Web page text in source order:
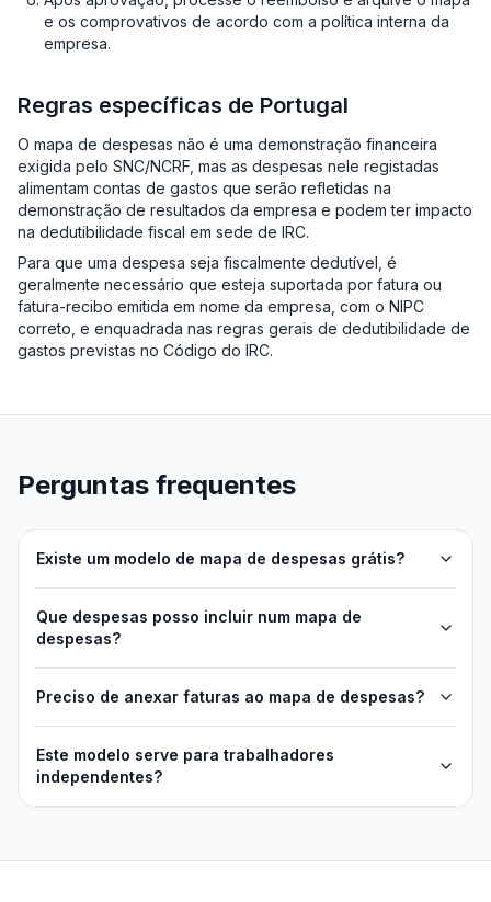
e os comprovativos de acordo com a política interna da
empresa.
Regras específicas de Portugal
O mapa de despesas não é uma demonstração financeira
exigida pelo SNC/NCRF, mas as despesas nele registadas
alimentam contas de gastos que serão refletidas na
demonstração de resultados da empresa e podem ter impacto
na dedutibilidade fiscal em sede de IRC.
Para que uma despesa seja fiscalmente dedutível, é
geralmente necessário que esteja suportada por fatura ou
fatura-recibo emitida em nome da empresa, com o NIPC
correto, e enquadrada nas regras gerais de dedutibilidade de
gastos previstas no Código do IRC.
Perguntas frequentes
Existe um modelo de mapa de despesas grátis?
Que despesas posso incluir num mapa de
despesas?
Preciso de anexar faturas ao mapa de despesas?
Este modelo serve para trabalhadores
independentes?